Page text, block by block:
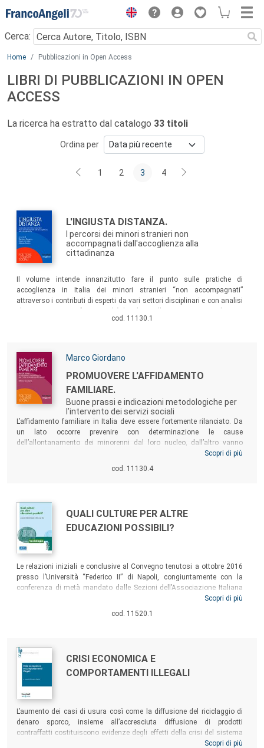
Menu
Cerca:
Main content
Home Pubblicazioni in Open Access
LIBRI DI PUBBLICAZIONI IN OPEN
ACCESS
La ricerca ha estratto dal catalogo 33 titoli
Ordina per
1 2 3 4
Autori:
Titolo:
L'INGIUSTA DISTANZA.
I percorsi dei minori stranieri non
accompagnati dall'accoglienza alla
cittadinanza
Sommario:
Il volume intende innanzitutto fare il punto sulle pratiche di
accoglienza in Italia dei minori stranieri “non accompagnati”
attraverso i contributi di esperti da vari settori disciplinari e con analisi
con le pratiche di un Paese vicino, la Spagna.
cod. 11130.1
Autori:
Marco Giordano
Titolo:
PROMUOVERE L'AFFIDAMENTO
FAMILIARE.
Buone prassi e indicazioni metodologiche per
l’intervento dei servizi sociali
Sommario:
L’affidamento familiare in Italia deve essere fortemente rilanciato. Da
un lato occorre prevenire con determinazione le cause
dell’allontanamento dei minorenni dal loro nucleo, dall’altro vanno
investite significative energie nella promozione dell’affidamento e della
solidarietà familiare. Il testo, a partire dall’analisi delle buone prassi
iniziative e le prassi attuate dai servizi nella promozione
dell’affidamento e della solidarietà familiare.
Scopri di più
cod. 11130.4
Autori:
Titolo:
QUALI CULTURE PER ALTRE
EDUCAZIONI POSSIBILI?
Sommario:
Le relazioni iniziali e conclusive al Convegno tenutosi a ottobre 2016
presso l’Università “Federico II” di Napoli, congiuntamente con la
conferenza di metà mandato dalle Sezioni dell’Associazione Italiana
di Sociologia “Processi e Istituzioni Culturali” e “Sociologia
dell’Educazione”; una serie di riflessioni proprio sull’intreccio tra culture
Scopri di più
cod. 11520.1
Autori:
Titolo:
CRISI ECONOMICA E
COMPORTAMENTI ILLEGALI
Sommario:
L’aumento dei casi di usura così come la diffusione del riciclaggio di
denaro sporco, insieme all’accresciuta diffusione di prodotti
contraffatti costituiscono evidenze degli effetti della crisi del sistema
socioeconomico. L’ipotesi sulla quale ha lavorato il gruppo di ricerca di
Scopri di più